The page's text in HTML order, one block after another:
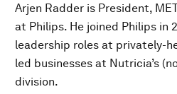
Arjen Radder is President,
at Philips. He joined Philips in
leadership roles at privately-
led businesses at Nutricia’s
division.